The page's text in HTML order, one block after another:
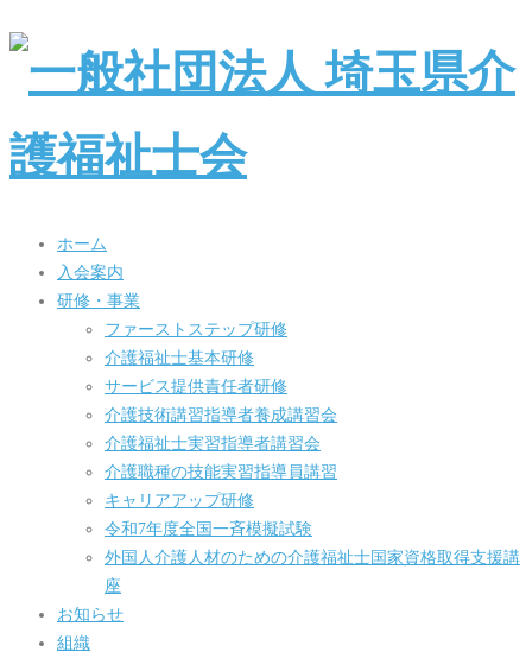
ホーム
入会案内
研修・事業
ファーストステップ研修
介護福祉士基本研修
サービス提供責任者研修
介護技術講習指導者養成講習会
介護福祉士実習指導者講習会
介護職種の技能実習指導員講習
キャリアアップ研修
令和7年度全国一斉模擬試験
外国人介護人材のための介護福祉士国家資格取得支援講
座
お知らせ
組織